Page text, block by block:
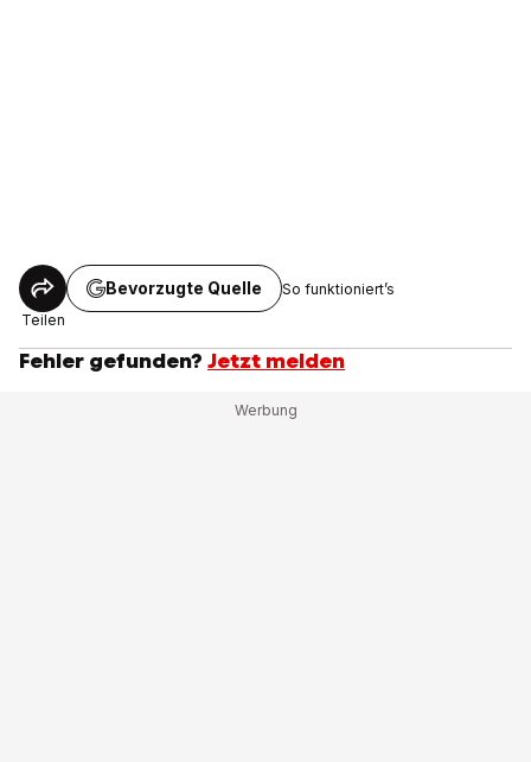
Teilen
Bevorzugte Quelle So funktioniert’s
Fehler gefunden? Jetzt melden